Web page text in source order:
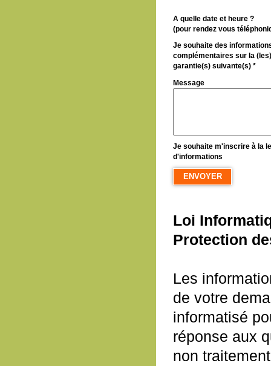
A quelle date et heure ?
(pour rendez vous
Je souhaite des
complémentaires sur la (les)
garantie(s) suivante(s) *
Message
Je souhaite m'inscrire à la
d'informations
Loi
Protection
Les
de votre
informatisé
réponse aux
non